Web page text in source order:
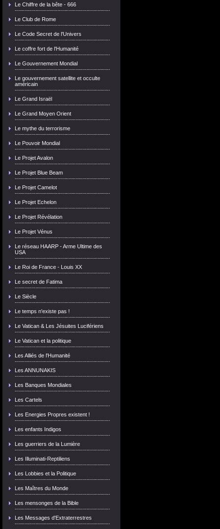
Le Chiffre de la bête - 666
Le Club de Rome
Le Code Secret de l'Univers
Le coffre fort de l'Humanité
Le Gouvernement Mondial
Le gouvernement satellite et occulte
américain
Le Grand Israël
Le Grand Moyen Orient
Le mythe du terrorisme
Le Pouvoir Mondial
Le Projet Avalon
Le Projet Blue Beam
Le Projet Camelot
Le Projet Echelon
Le Projet Révélation
Le Projet Vénus
Le réseau HAARP - Arme Ultime des
USA
Le Roi de France - Louis XX
Le secret de Fatima
Le Siècle
Le temps n'existe pas !
Le Vatican & Les Jésuites Lucifériens
Le Vatican et la politique
Les Alliés de l'Humanité
Les ANNUNAKIS
Les Banques Mondiales
Les Cartels
Les Energies Propres existent !
Les enfants Indigos
Les guerriers de la Lumière
Les Illuminati-Reptiliens
Les Lobbies et la Politique
Les Maîtres du Monde
Les mensonges de la Bible
Les Messages d'Extraterrestres